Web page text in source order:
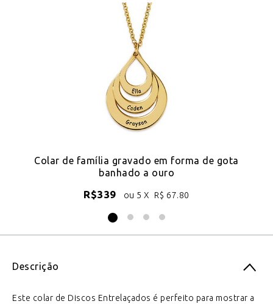
Colar de família gravado em forma de gota
banhado a ouro
R$339 ou 5 X R$ 67.80
Descrição
Este colar de Discos Entrelaçados é perfeito para mostrar a